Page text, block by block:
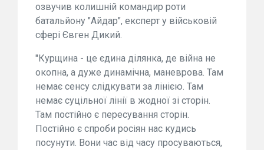
озвучив колишній командир роти
батальйону "Айдар", експерт у військовій
сфері Євген Дикий.
"Курщина - це єдина ділянка, де війна не
окопна, а дуже динамічна, маневрова. Там
немає сенсу слідкувати за лінією. Там
немає суцільної лінії в жодної зі сторін.
Там постійно є пересування сторін.
Постійно є спроби росіян нас кудись
посунути. Вони час від часу просуваються,